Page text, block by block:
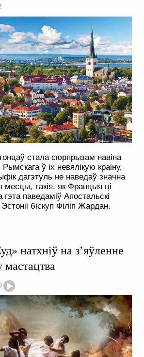
стала сюрпрызам навіна
Рымскага ў іх невялікую краіну,
дагэтуль не наведаў значна
такія, як Францыя ці
гэта паведаміў Апостальскі
біскуп Філіп Жардан.
натхніў на з’яўленне
мастацтва